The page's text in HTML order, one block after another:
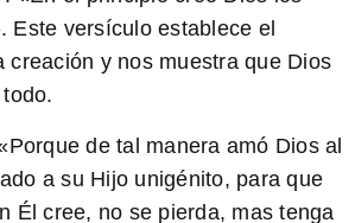
Este versículo establece el
creación y nos muestra que Dios
de tal manera amó Dios al
a su Hijo unigénito, para que
Él cree, no se pierda, mas tenga